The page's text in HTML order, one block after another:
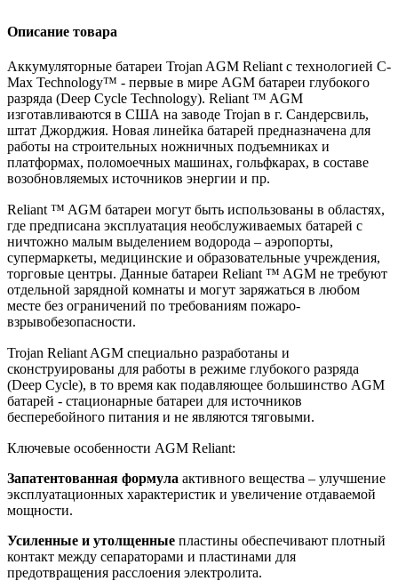
Описание товара
Аккумуляторные батареи Trojan AGM Reliant с технологией C-
Max Technology™ - первые в мире AGM батареи глубокого
разряда (Deep Cycle Technology). Reliant ™ AGM
изготавливаются в США на заводе Trojan в г. Сандерсвиль,
штат Джорджия. Новая линейка батарей предназначена для
работы на строительных ножничных подъемниках и
платформах, поломоечных машинах, гольфкарах, в составе
возобновляемых источников энергии и пр.
Reliant ™ AGM батареи могут быть использованы в областях,
где предписана эксплуатация необслуживаемых батарей с
ничтожно малым выделением водорода – аэропорты,
супермаркеты, медицинские и образовательные учреждения,
торговые центры. Данные батареи Reliant ™ AGM не требуют
отдельной зарядной комнаты и могут заряжаться в любом
месте без ограничений по требованиям пожаро-
взрывобезопасности.
Trojan Reliant AGM специально разработаны и
сконструированы для работы в режиме глубокого разряда
(Deep Cycle), в то время как подавляющее большинство AGM
батарей - стационарные батареи для источников
бесперебойного питания и не являются тяговыми.
Ключевые особенности AGM Reliant:
Запатентованная формула активного вещества – улучшение
эксплуатационных характеристик и увеличение отдаваемой
мощности.
Усиленные и утолщенные пластины обеспечивают плотный
контакт между сепараторами и пластинами для
предотвращения расслоения электролита.